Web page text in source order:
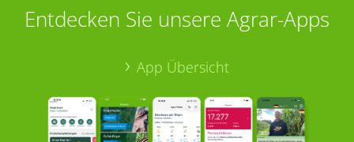
Entdecken Sie unsere Agrar-Apps
App Übersicht